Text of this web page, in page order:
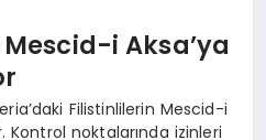
i Aksa’ya
Filistinlilerin Mescid-i
Kontrol noktalarında izinleri